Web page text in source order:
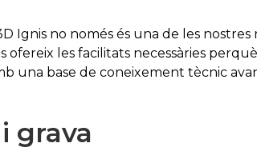
Ignis no només és una de les
ofereix les facilitats necessàries
una base de coneixement tècnic
grava